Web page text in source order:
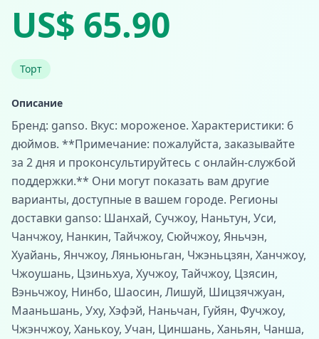
US$ 65.90
Торт
Описание
Бренд: ganso. Вкус: мороженое. Характеристики: 6
дюймов. **Примечание: пожалуйста, заказывайте
за 2 дня и проконсультируйтесь с онлайн-службой
поддержки.** Они могут показать вам другие
варианты, доступные в вашем городе. Регионы
доставки ganso: Шанхай, Сучжоу, Наньтун, Уси,
Чанчжоу, Нанкин, Тайчжоу, Сюйчжоу, Яньчэн,
Хуайань, Янчжоу, Ляньюньган, Чжэньцзян, Ханчжоу,
Чжоушань, Цзиньхуа, Хучжоу, Тайчжоу, Цзясин,
Вэньчжоу, Нинбо, Шаосин, Лишуй, Шицзячжуан,
Мааньшань, Уху, Хэфэй, Наньчан, Гуйян, Фучжоу,
Чжэнчжоу, Ханькоу, Учан, Циншань, Ханьян, Чанша,